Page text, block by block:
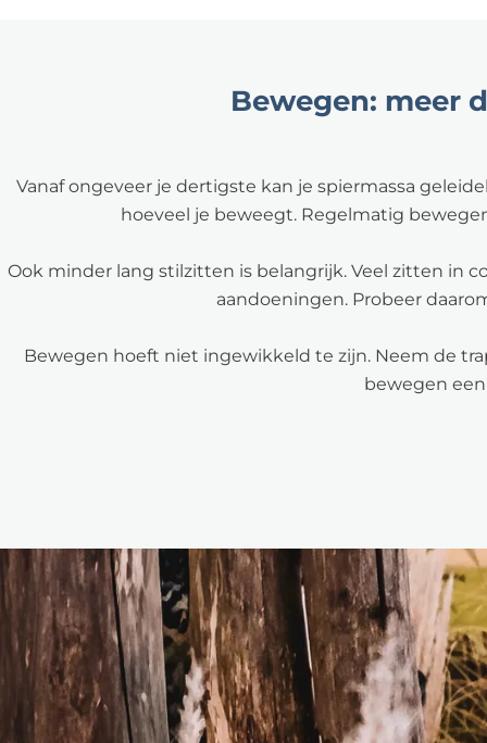
Bewegen: meer
Vanaf ongeveer je dertigste kan je spiermassa
hoeveel je beweegt. Regelmatig
Ook minder lang stilzitten is belangrijk. Veel zitten in
aandoeningen. Probeer
Bewegen hoeft niet ingewikkeld te zijn. Neem de
bewegen